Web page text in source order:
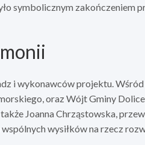
symbolicznym zakończeniem
i wykonawców projektu.
oraz Wójt Gminy
Joanna Chrząstowska,
wysiłków na rzecz